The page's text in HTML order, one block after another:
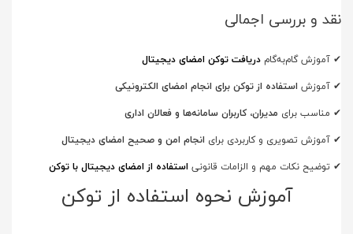
نقد و بررسی اجمالی
آموزش گام‌به‌گام دریافت توکن امضای دیجیتال
✔
آموزش استفاده از توکن برای انجام امضای الکترونیکی
✔
مناسب برای مدیران، کاربران سامانه‌ها و فعالان اداری
✔
آموزش تصویری و کاربردی برای انجام امن و صحیح امضای دیجیتال
✔
توضیح نکات مهم و الزامات قانونی استفاده از امضای دیجیتال با توکن ✔
آموزش نحوه استفاده از توکن